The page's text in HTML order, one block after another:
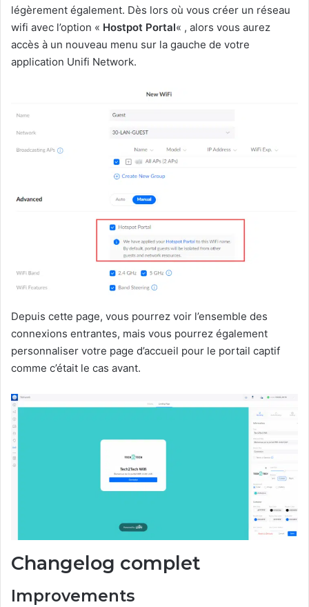
légèrement également. Dès lors où vous créer un réseau
wifi avec l’option « Hostpot Portal« , alors vous aurez
accès à un nouveau menu sur la gauche de votre
application Unifi Network.
Depuis cette page, vous pourrez voir l’ensemble des
connexions entrantes, mais vous pourrez également
personnaliser votre page d’accueil pour le portail captif
comme c’était le cas avant.
Changelog complet
Improvements